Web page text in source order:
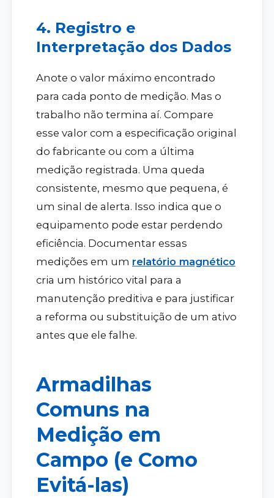
4. Registro e
Interpretação dos Dados
Anote o valor máximo encontrado
para cada ponto de medição. Mas o
trabalho não termina aí. Compare
esse valor com a especificação original
do fabricante ou com a última
medição registrada. Uma queda
consistente, mesmo que pequena, é
um sinal de alerta. Isso indica que o
equipamento pode estar perdendo
eficiência. Documentar essas
medições em um relatório magnético
cria um histórico vital para a
manutenção preditiva e para justificar
a reforma ou substituição de um ativo
antes que ele falhe.
Armadilhas
Comuns na
Medição em
Campo (e Como
Evitá-las)